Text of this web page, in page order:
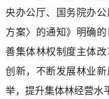
央办公厅、国务院办
方案〉的通知》明确
善集体林权制度主体
创新，不断发展林业
举，提升集体林经营水